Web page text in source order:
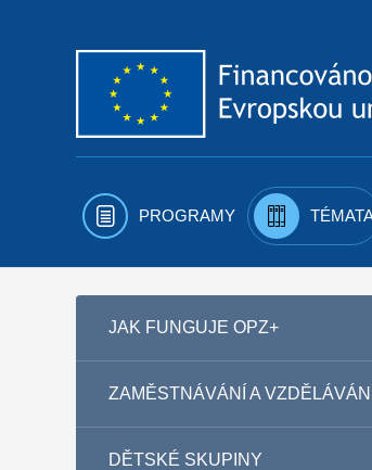
PROGRAMY
JAK FUNGUJE OPZ+
ZAMĚSTNÁVÁNÍ A VZDĚLÁVÁNÍ
DĚTSKÉ SKUPINY